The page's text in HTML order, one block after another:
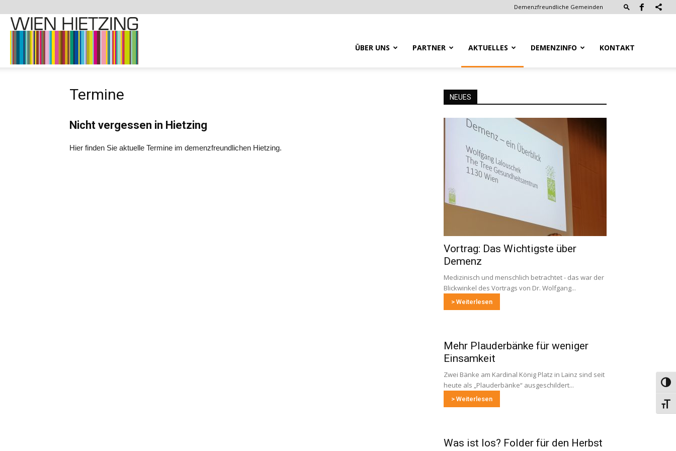
Demenzfreundliche Gemeinden
–
ÜBER UNS PARTNER AKTUELLES DEMENZINFO KONTAKT
Termine
Nicht vergessen in Hietzing
Hier finden Sie aktuelle Termine im demenzfreundlichen Hietzing.
NEUES
Vortrag: Das Wichtigste über
Demenz
Medizinisch und menschlich betrachtet - das war der
Blickwinkel des Vortrags von Dr. Wolfgang...
> Weiterlesen
Mehr Plauderbänke für weniger
Einsamkeit
Zwei Bänke am Kardinal König Platz in Lainz sind seit
heute als „Plauderbänke“ ausgeschildert...
> Weiterlesen
Was ist los? Folder für den Herbst